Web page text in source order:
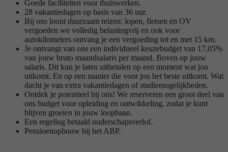
Goede faciliteiten voor thuiswerken.
28 vakantiedagen op basis van 36 uur.
Bij ons loont duurzaam reizen: lopen, fietsen en OV
vergoeden we volledig belastingvrij en ook voor
autokilometers ontvang je een vergoeding tot en met 15 km.
Je ontvangt van ons een individueel keuzebudget van 17,05%
van jouw bruto maandsalaris per maand. Boven op jouw
salaris. Dit kun je laten uitbetalen op een moment wat jou
uitkomt. En op een manier die voor jou het beste uitkomt. Wat
dacht je van extra vakantiedagen of studiemogelijkheden.
Ontdek je potentieel bij ons! We reserveren een groot deel van
ons budget voor opleiding en ontwikkeling, zodat je kunt
blijven groeien in jouw loopbaan.
Een regeling betaald ouderschapsverlof.
Pensioenopbouw bij het ABP.